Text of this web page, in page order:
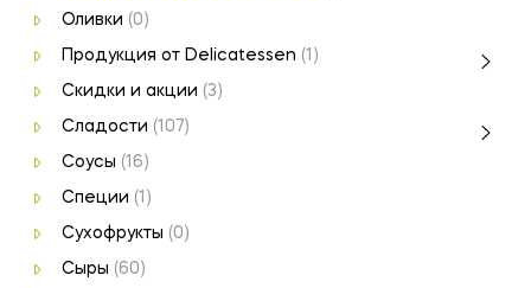
Оливки (0)
Продукция от Delicatessen (1)
Скидки и акции (3)
Сладости (107)
Соусы (16)
Специи (1)
Сухофрукты (0)
Сыры (60)